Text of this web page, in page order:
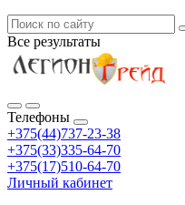
Все результаты
Телефоны
+375(44)737-23-38
+375(33)335-64-70
+375(17)510-64-70
Личный кабинет